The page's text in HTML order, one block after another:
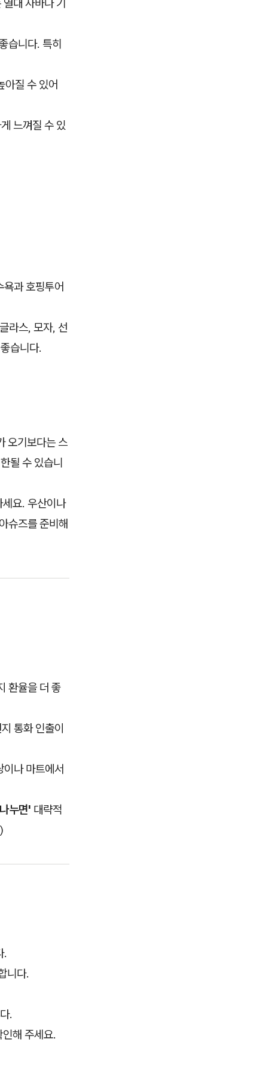
대 사바나 기
습니다. 특히
질 수 있어
느껴질 수 있
과 호핑투어
라스, 모자, 선
습니다.
오기보다는 스
될 수 있습니
요. 우산이나
슈즈를 준비해
환율을 더 좋
통화 인출이
나 마트에서
누면' 대략적
.
니다.
.
해 주세요.